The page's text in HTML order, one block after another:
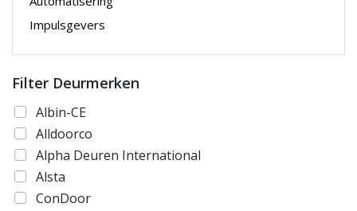
Impulsgevers
Filter Deurmerken
Albin-CE
Alldoorco
Alpha Deuren International
Alsta
ConDoor